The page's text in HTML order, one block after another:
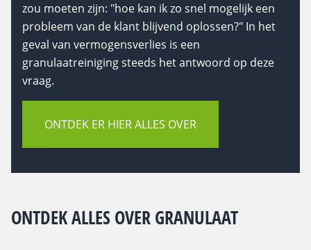
zou moeten zijn: "hoe kan ik zo snel mogelijk een
probleem van de klant blijvend oplossen?" In het
geval van vermogensverlies is een
granulaatreiniging steeds het antwoord op deze
vraag.
ONTDEK ER HIER ALLES OVER
ONTDEK ALLES OVER GRANULAAT